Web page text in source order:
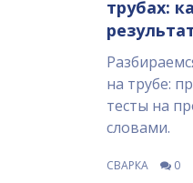
трубах:
на трубе:
тесты на
словами.
СВАРКА 0